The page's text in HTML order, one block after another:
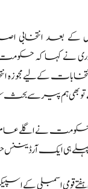
بعد انتخابی
انتخابات کے لیے
بھی ہم پیر سے
حکومت نے اگلے
پہلے ہی ایک